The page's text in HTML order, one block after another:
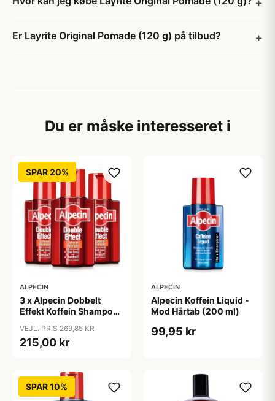
Er Layrite Original Pomade (120 g) på tilbud?
Du er måske interesseret i
SPAR 20%
ALPECIN
3 x Alpecin Dobbelt
Effekt Koffein Shampoo
VEJL. PRIS 269,85 KR
215,00 kr
ALPECIN
Alpecin Koffein Liquid -
Mod Hårtab (200 ml)
99,95 kr
SPAR 10%